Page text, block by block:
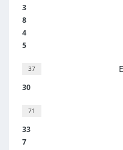
3
8
4
5
37
30
71
33
7